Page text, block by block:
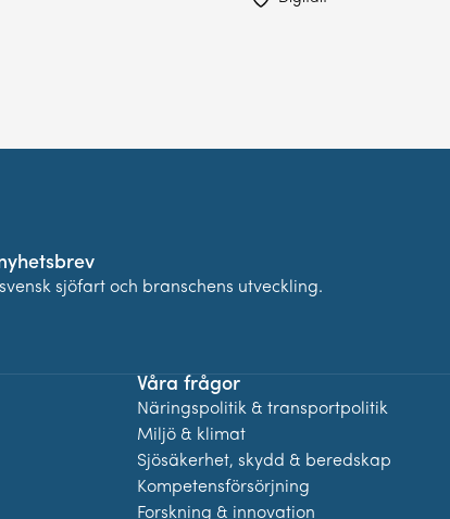
sjöfart och branschens utveckling.
Våra frågor
Näringspolitik & transportpolitik
Miljö & klimat
Sjösäkerhet, skydd & beredskap
Kompetensförsörjning
Forskning & innovation